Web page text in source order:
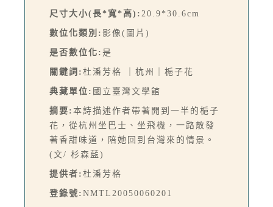
尺寸大小(長*寬*高): 20.9*30.6cm
數位化類別: 影像(圖片)
是否數位化: 是
關鍵詞: 杜潘芳格 ｜杭州｜梔子花
典藏單位: 國立臺灣文學館
摘要: 本詩描述作者帶著開到一半的梔子
花，從杭州坐巴士、坐飛機，一路散發
著香甜味道，陪她回到台灣來的情景。
(文/ 杉森藍)
提供者: 杜潘芳格
登錄號: NMTL20050060201